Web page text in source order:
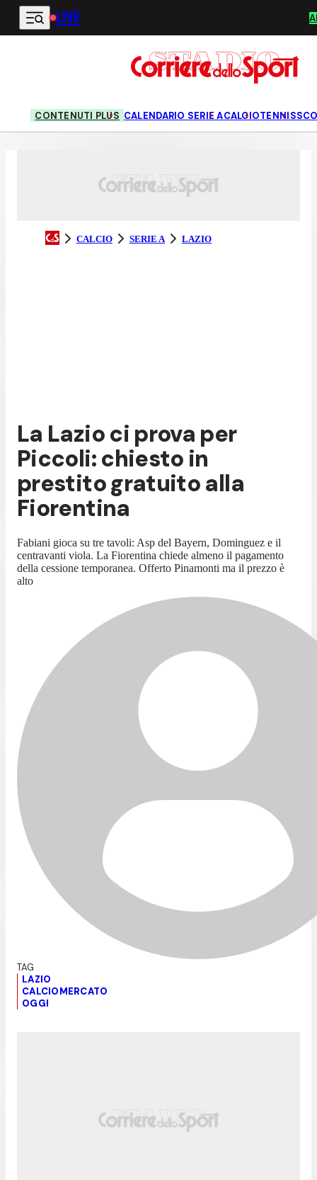
Vai al contenuto principale
LIVE
CONTENUTI PLUS CALENDARIO SERIE ACALCIOTENNIS
CALCIO SERIE A LAZIO
La Lazio ci prova per
Piccoli: chiesto in
prestito gratuito alla
Fiorentina
Fabiani gioca su tre tavoli: Asp del Bayern, Dominguez e il
centravanti viola. La Fiorentina chiede almeno il pagamento
della cessione temporanea. Offerto Pinamonti ma il prezzo è
alto
LAZIO
CALCIOMERCATO
OGGI